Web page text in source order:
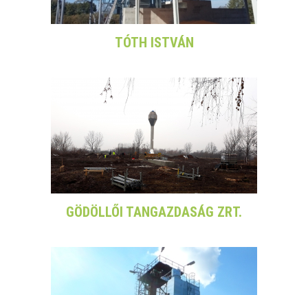
TÓTH ISTVÁN
GÖDÖLLŐI TANGAZDASÁG ZRT.